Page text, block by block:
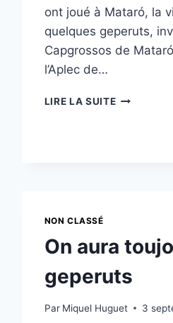
ont joué à Mataró, la
quelques geperuts,
Capgrossos de
l’Aplec de…
LIRE LA SUITELES
À
MATARÓ
NON CLASSÉ
On aura
geperuts
Par Miquel Huguet 3